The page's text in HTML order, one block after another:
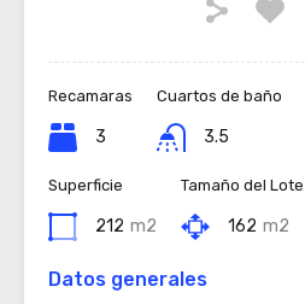
Recamaras
3
Cuartos de baño
3.5
Superficie
212 m2
Tamaño del Lote
162 m2
Datos generales